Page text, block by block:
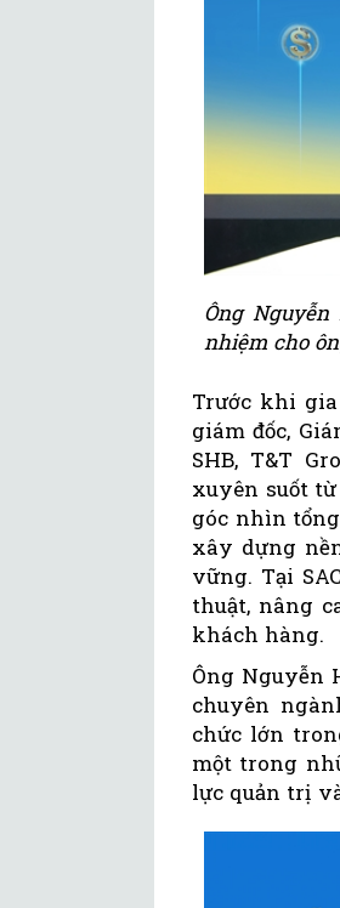
Ông
nhiệm cho
Trước khi gia
giám đốc,
SHB, T&T
xuyên suốt
góc nhìn
xây dựng
vững. Tại
thuật, nâng
khách hàng.
Ông Nguyễn
chuyên
chức lớn
một trong
lực quản trị